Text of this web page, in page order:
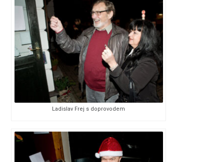
Ladislav Frej s doprovodem